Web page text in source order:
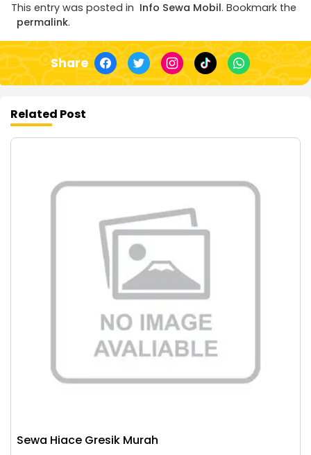
This entry was posted in Info Sewa Mobil. Bookmark the
permalink.
Share
Related Post
Sewa Hiace Gresik Murah